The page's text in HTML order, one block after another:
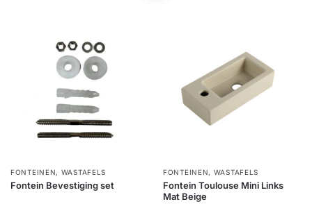
FONTEINEN, WASTAFELS
Fontein Bevestiging set
FONTEINEN, WASTAFELS
Fontein Toulouse Mini Links
Mat Beige